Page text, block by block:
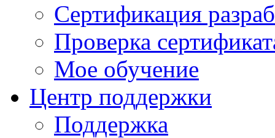
Сертификация
Проверка
Мое обучение
Центр поддержки
Поддержка